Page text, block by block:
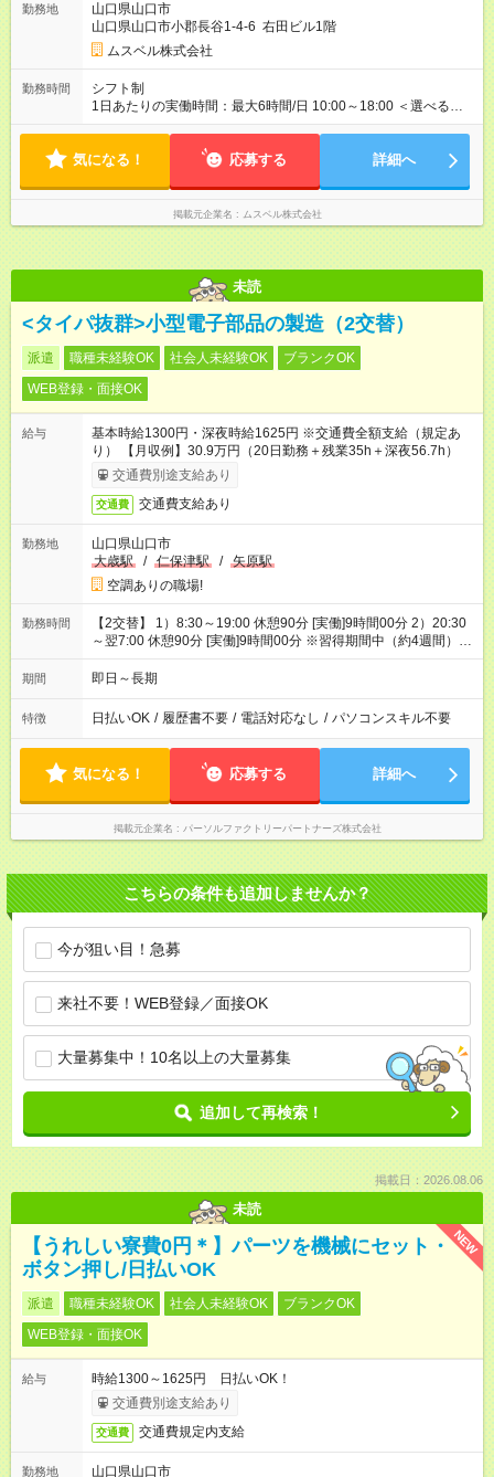
果・貢献に応じた報酬制度が導入されています。 ※試用期間は3
ヶ月で、その間は有期契約です。そのほかの条件に変更はあり
ません。 【試用期間】試用期間あり 試用期間の長さ：2ヶ月
※ 雇用形態と給与に、本採用時と異なる部分があります。 雇用
形態：中途採用（契約社員） 給与：本採用時と同じです。 ※試
用期間は2ヶ月で、その間は有期契約です。そのほかの条件に変
間3ヶ月になります。
勤務地
山口県山口市
山口県山口市小郡長谷1-4-6 右田ビル1階
ムスベル株式会社
勤務時間
シフト制
1日あたりの実働時間：最大6時間/日 10:00～18:00 ＜選べるシ
フト＞ (1)10:00～16:00 (2)10:00～17:00 (3)10:00～18:00 ◎
（希望シフト制） ◎原則定時退社／残業はほとんどありませ
気になる！ 応募する 詳細へ
掲載元企業名 ムスベル株式会社
未読
<タイパ抜群>小型電子部品の製造（2交替）
派遣 職種未経験OK 社会人未経験OK
ブランクOK
WEB登録・面接OK
給与
基本時給1300円・深夜時給1625円 ※交通費全額支給（規定あ
り） 【月収例】30.9万円（20日勤務＋残業35h＋深夜56.7h）
交通費別途支給あり
交通費 交通費支給あり
勤務地
山口県山口市
大歳駅
/ 仁保津駅 / 矢原駅
空調ありの職場!
勤務時間
【2交替】 1）8:30～19:00 休憩90分 [実働]9時間00分 2）20:30
～翌7:00 休憩90分 [実働]9時間00分 ※習得期間中（約4週間）は
日勤帯の勤務です
期間 即日～長期
特徴 日払いOK / 履歴書不要 / 電話対応なし / パソコンスキル不要
気になる！ 応募する 詳細へ
掲載元企業名 パーソルファクトリーパートナーズ株式会社
こちらの条件も追加しませんか？
今が狙い目！急募
来社不要！WEB登録／面接OK
大量募集中！10名以上の大量募集
追加して再検索！
掲載日：2026.08.06
未読
NEW
【うれしい寮費0円＊】パーツを機械にセット・
ボタン押し/日払いOK
派遣 職種未経験OK 社会人未経験OK
ブランクOK
WEB登録・面接OK
給与
時給1300～1625円 日払いOK！
交通費別途支給あり
交通費 交通費規定内支給
勤務地 山口県山口市